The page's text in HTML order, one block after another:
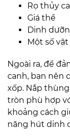
Rọ thủy
Giá thể
Dinh
Một số
Ngoài ra, để
canh, bạn nên
xốp. Nắp
tròn phù hợp
khoảng cách
năng hút dinh